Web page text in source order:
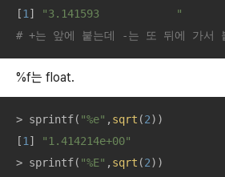
[1 ]
"3.141593            "
# +는 앞에 붙는데 -는 또 뒤에 가서
%f는 float.
> sprintf( "%e" , sqrt (2))
[1 ]
"1.414214e+00"
> sprintf( "%E" , sqrt (2))